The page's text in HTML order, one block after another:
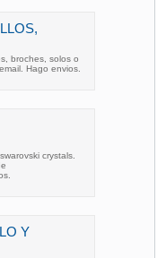
broches, solos o
Hago envios.
crystals.
Y